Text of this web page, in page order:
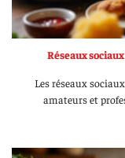
Réseaux
Les réseaux
amateurs et